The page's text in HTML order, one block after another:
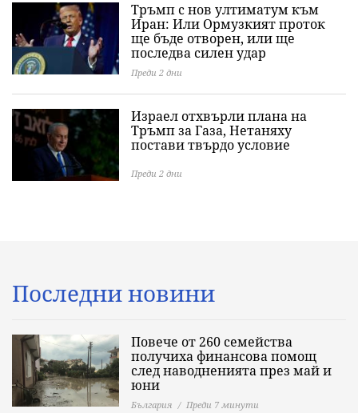
Тръмп с нов ултиматум към
Иран: Или Ормузкият проток
ще бъде отворен, или ще
последва силен удар
Преди 2 дни
Израел отхвърли плана на
Тръмп за Газа, Нетаняху
постави твърдо условие
Преди 2 дни
Последни новини
Повече от 260 семейства
получиха финансова помощ
след наводненията през май и
юни
България Преди 7 минути